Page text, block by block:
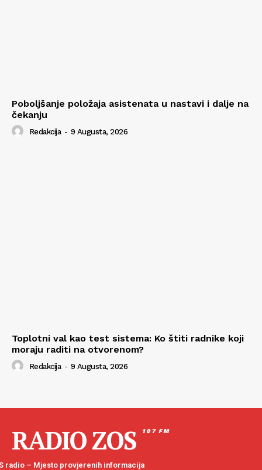
Poboljšanje položaja asistenata u nastavi i dalje na
čekanju
Redakcija - 9 Augusta, 2026
Toplotni val kao test sistema: Ko štiti radnike koji
moraju raditi na otvorenom?
Redakcija - 9 Augusta, 2026
RADIO ZOS 107 FM
radio – Mjesto provjerenih informacija